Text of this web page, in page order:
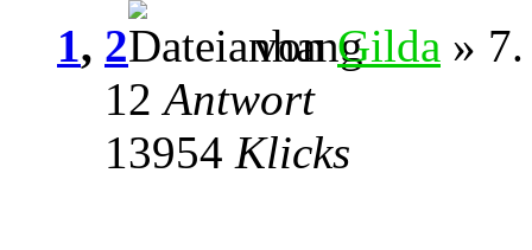
1, 2 vonGilda »
12Antwort
13954 Klicks